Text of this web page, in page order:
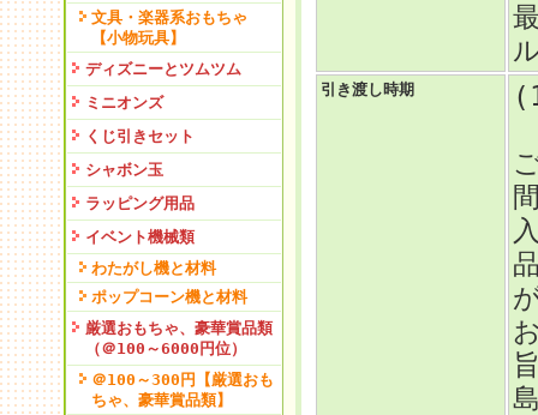
文具・楽器系おもちゃ
【小物玩具】
ディズニーとツムツム
ミニオンズ
くじ引きセット
シャボン玉
ラッピング用品
イベント機械類
わたがし機と材料
ポップコーン機と材料
厳選おもちゃ、豪華賞品類
（＠100～6000円位）
＠100～300円【厳選おも
ちゃ、豪華賞品類】
引き渡し時期